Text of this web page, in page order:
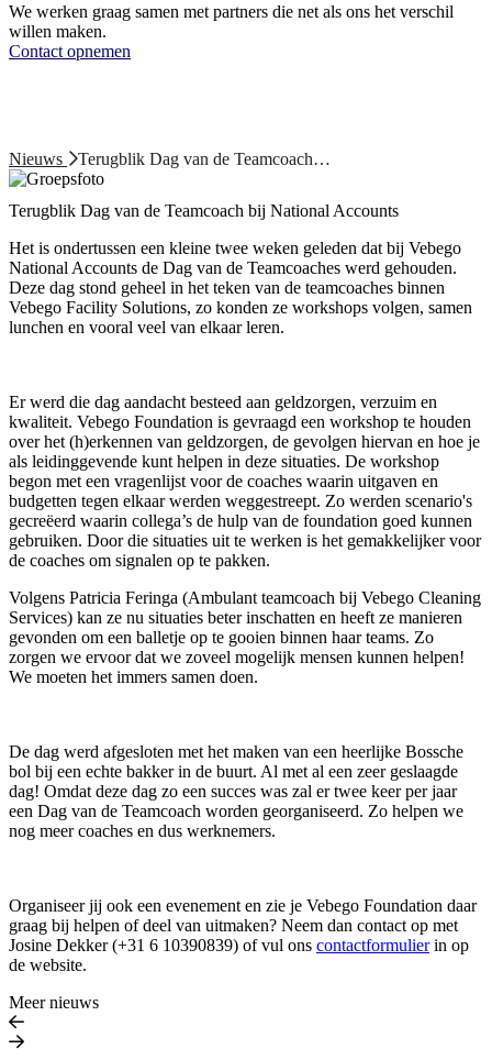
We werken graag samen met partners die net als ons het verschil
willen maken.
Contact opnemen
Nieuws Terugblik Dag van de Teamcoach…
Terugblik Dag van de Teamcoach bij National Accounts
Het is ondertussen een kleine twee weken geleden dat bij Vebego
National Accounts de Dag van de Teamcoaches werd gehouden.
Deze dag stond geheel in het teken van de teamcoaches binnen
Vebego Facility Solutions, zo konden ze workshops volgen, samen
lunchen en vooral veel van elkaar leren.
Er werd die dag aandacht besteed aan geldzorgen, verzuim en
kwaliteit. Vebego Foundation is gevraagd een workshop te houden
over het (h)erkennen van geldzorgen, de gevolgen hiervan en hoe je
als leidinggevende kunt helpen in deze situaties. De workshop
begon met een vragenlijst voor de coaches waarin uitgaven en
budgetten tegen elkaar werden weggestreept. Zo werden scenario's
gecreëerd waarin collega’s de hulp van de foundation goed kunnen
gebruiken. Door die situaties uit te werken is het gemakkelijker voor
de coaches om signalen op te pakken.
Volgens Patricia Feringa (Ambulant teamcoach bij Vebego Cleaning
Services) kan ze nu situaties beter inschatten en heeft ze manieren
gevonden om een balletje op te gooien binnen haar teams. Zo
zorgen we ervoor dat we zoveel mogelijk mensen kunnen helpen!
We moeten het immers samen doen.
De dag werd afgesloten met het maken van een heerlijke Bossche
bol bij een echte bakker in de buurt. Al met al een zeer geslaagde
dag! Omdat deze dag zo een succes was zal er twee keer per jaar
een Dag van de Teamcoach worden georganiseerd. Zo helpen we
nog meer coaches en dus werknemers.
Organiseer jij ook een evenement en zie je Vebego Foundation daar
graag bij helpen of deel van uitmaken? Neem dan contact op met
Josine Dekker (+31 6 10390839) of vul ons contactformulierin op
de website.
Meer nieuws